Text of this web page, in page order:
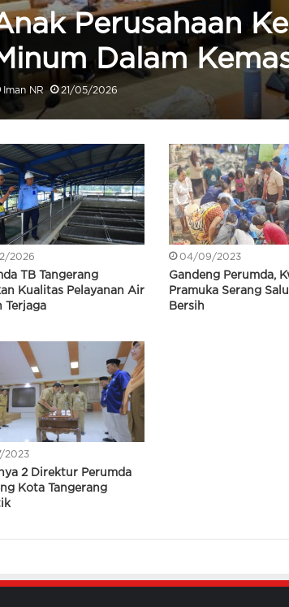
Perusahaan
Dalam
Iman NR 21/05/2026
2026
TB Tangerang
Kualitas Pelayanan Air
Terjaga
04/09/2023
Gandeng Perumda,
Pramuka Serang
Bersih
2023
2 Direktur Perumda
Kota Tangerang